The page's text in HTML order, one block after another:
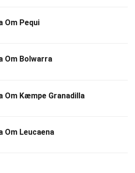
Om Pequi
Om Bolwarra
Om Kæmpe Granadilla
Om Leucaena